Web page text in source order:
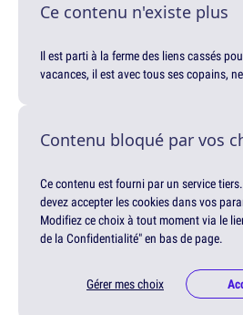
Ce contenu n'existe plus
Il est parti à la ferme des liens cassés
vacances, il est avec tous ses copains,
Contenu bloqué par vos
Ce contenu est fourni par un service
devez accepter les cookies dans vos
Modifiez ce choix à tout moment via le
de la Confidentialité" en bas de page.
Gérer mes choix